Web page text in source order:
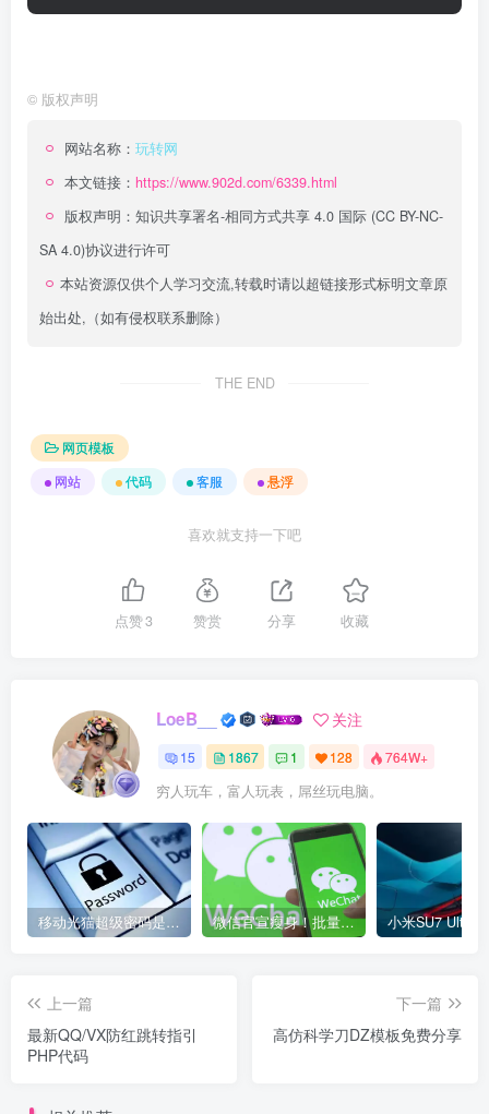
© 版权声明
网站名称： 玩转网
本文链接： https://www.902d.com/6339.html
版权声明： 知识共享署名-相同方式共享 4.0 国际 (CC BY-NC-
SA 4.0)协议进行许可
本站资源仅供个人学习交流,转载时请以超链接形式标明文章原
始出处,（如有侵权联系删除）
THE END
网页模板
网站
代码 客服 悬浮
喜欢就支持一下吧
点赞3 赞赏 分享 收藏
LoeB__ 关注
15 1867 1 128 764W+
穷人玩车，富人玩表，屌丝玩电脑。
移动光猫超级密码是多少？移动光猫超级管理员后台账号与密码 微信官宣瘦身！批量清理原图新功能来了 安卓、iOS均可使用
上一篇
最新QQ/VX防红跳转指引
PHP代码
下一篇
高仿科学刀DZ模板免费分享